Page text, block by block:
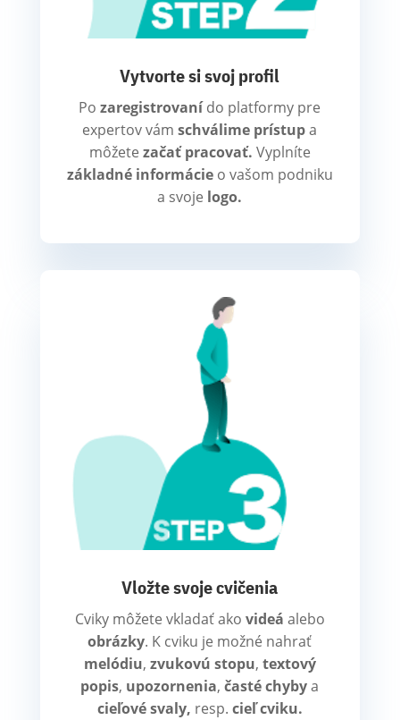
Vytvorte si svoj profil
Pozaregistrovanído platformy pre
expertov vám schválime prístupa
môžete začať pracovať. Vyplníte
základné informácie o vašom podniku
a svoje logo.
Vložte svoje cvičenia
Cviky môžete vkladať ako videá alebo
obrázky. K cviku je možné nahrať
melódiu, zvukovú stopu, textový
popis, upozornenia,časté chybya
cieľové svaly, resp. cieľ cviku.